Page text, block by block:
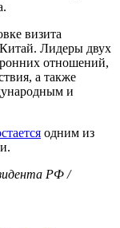
визита
Лидеры двух
отношений,
а также
и
одним из
РФ /